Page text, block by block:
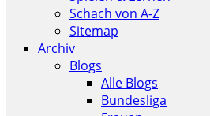
Schach von A-Z
Sitemap
Archiv
Blogs
Alle Blogs
Bundesliga